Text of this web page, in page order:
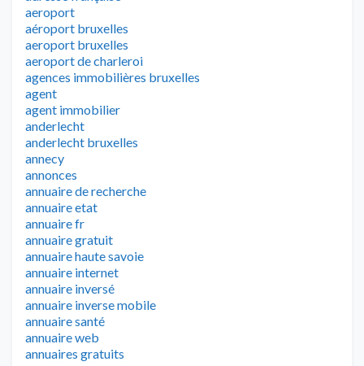
aeroport
aéroport bruxelles
aeroport bruxelles
aeroport de charleroi
agences immobilières bruxelles
agent
agent immobilier
anderlecht
anderlecht bruxelles
annecy
annonces
annuaire de recherche
annuaire etat
annuaire fr
annuaire gratuit
annuaire haute savoie
annuaire internet
annuaire inversé
annuaire inverse mobile
annuaire santé
annuaire web
annuaires gratuits